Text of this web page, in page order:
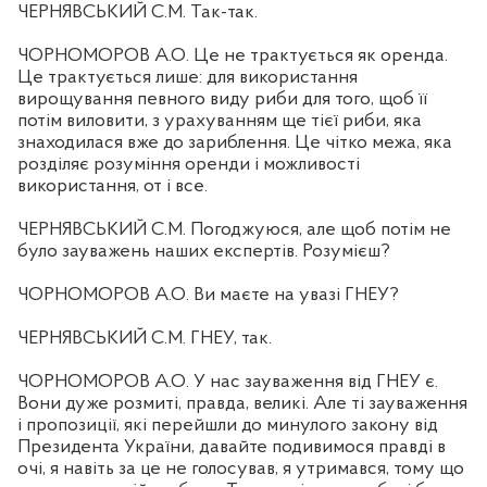
ЧЕРНЯВСЬКИЙ С.М. Так-так.
ЧОРНОМОРОВ А.О. Це не трактується як оренда.
Це трактується лише: для використання
вирощування певного виду риби для того, щоб її
потім виловити, з урахуванням ще тієї риби, яка
знаходилася вже до зариблення. Це чітко межа, яка
розділяє розуміння оренди і можливості
використання, от і все.
ЧЕРНЯВСЬКИЙ С.М. Погоджуюся, але щоб потім не
було зауважень наших експертів. Розумієш?
ЧОРНОМОРОВ А.О. Ви маєте на увазі ГНЕУ?
ЧЕРНЯВСЬКИЙ С.М. ГНЕУ, так.
ЧОРНОМОРОВ А.О. У нас зауваження від ГНЕУ є.
Вони дуже розмиті, правда, великі. Але ті зауваження
і пропозиції, які перейшли до минулого закону від
Президента України, давайте подивимося правді в
очі, я навіть за це не голосував, я утримався, тому що